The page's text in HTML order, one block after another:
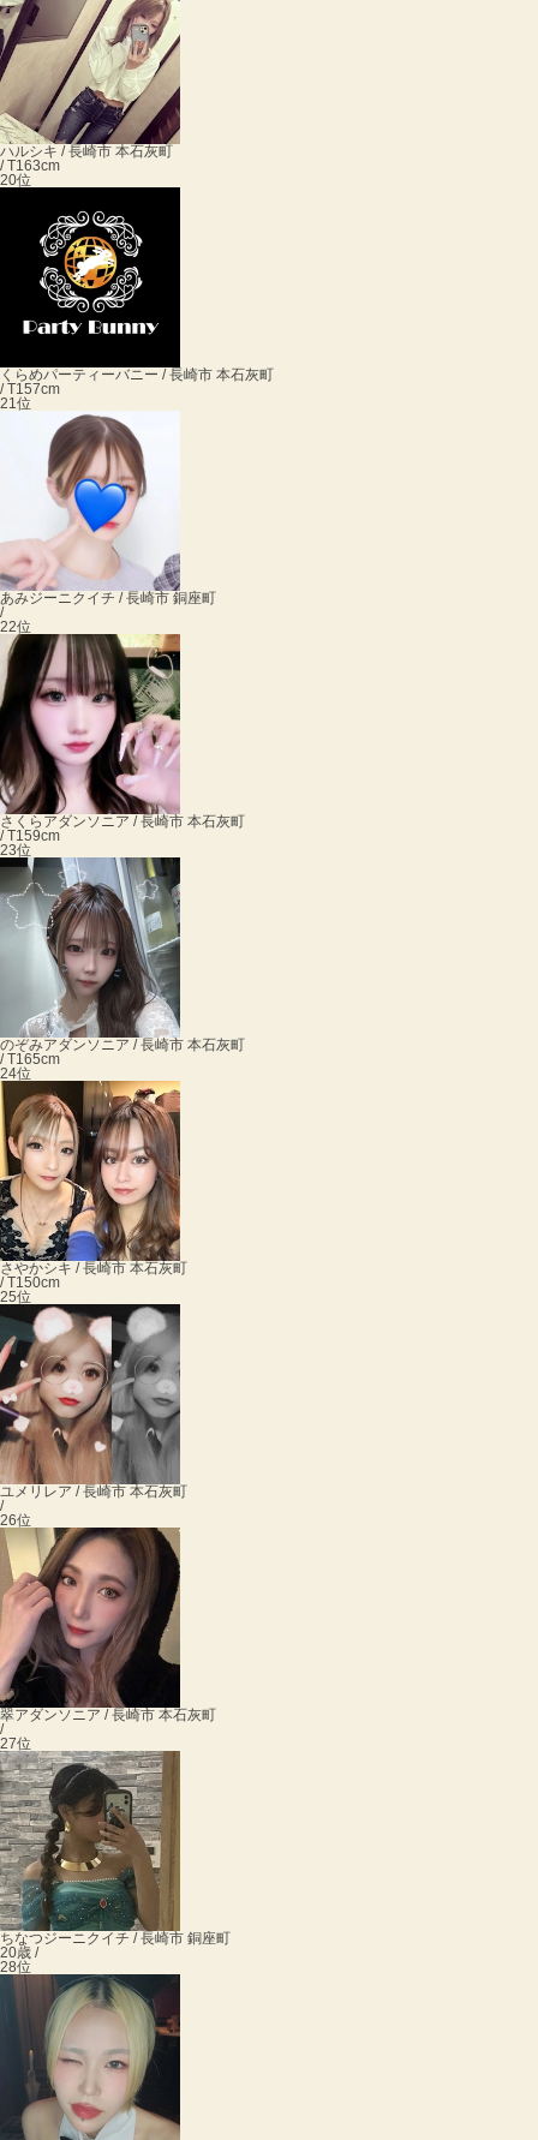
ハルシキ / 長崎市 本石灰町
/ T163cm
20位
くらめパーティーバニー / 長崎市 本石灰町
/ T157cm
21位
あみジーニクイチ / 長崎市 銅座町
/
22位
さくら アダンソニア / 長崎市 本石灰町
/ T159cm
23位
のぞみアダンソニア / 長崎市 本石灰町
/ T165cm
24位
さやかシキ / 長崎市 本石灰町
/ T150cm
25位
ユメ リレア / 長崎市 本石灰町
/
26位
翠アダンソニア / 長崎市 本石灰町
/
27位
ちなつジーニクイチ / 長崎市 銅座町
20歳 /
28位